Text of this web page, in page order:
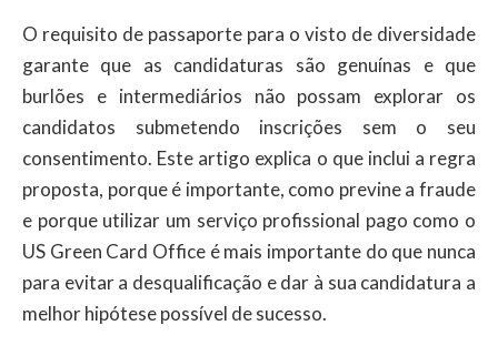
O requisito de passaporte para o visto de diversidade
garante que as candidaturas são genuínas e que
burlões e intermediários não possam explorar os
candidatos submetendo inscrições sem o seu
consentimento. Este artigo explica o que inclui a regra
proposta, porque é importante, como previne a fraude
e porque utilizar um serviço profissional pago como o
US Green Card Office é mais importante do que nunca
para evitar a desqualificação e dar à sua candidatura a
melhor hipótese possível de sucesso.